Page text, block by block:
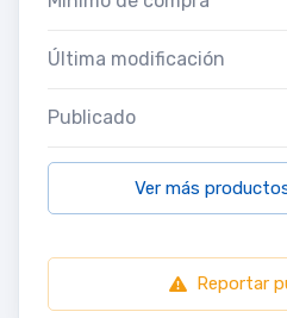
Última modificación
Publicado
Ver más
Reportar